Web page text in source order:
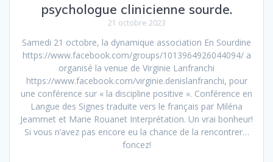
psychologue clinicienne sourde.
21 octobre 2023
Samedi 21 octobre, la dynamique association En Sourdine
https://www.facebook.com/groups/1013964926044094/ a
organisé la venue de Virginie Lanfranchi
https://www.facebook.com/virginie.denislanfranchi, pour
une conférence sur « la discipline positive ». Conférence en
Langue des Signes traduite vers le français par Miléna
Jeammet et Marie Rouanet Interprétation. Un vrai bonheur!
Si vous n’avez pas encore eu la chance de la rencontrer…
foncez!